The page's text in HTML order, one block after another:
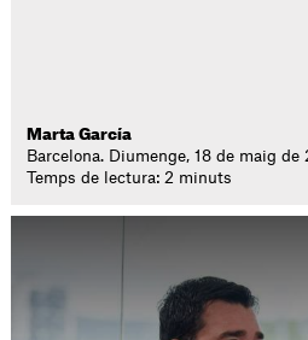
Marta García
Barcelona. Diumenge, 18 de maig de
Temps de lectura: 2 minuts